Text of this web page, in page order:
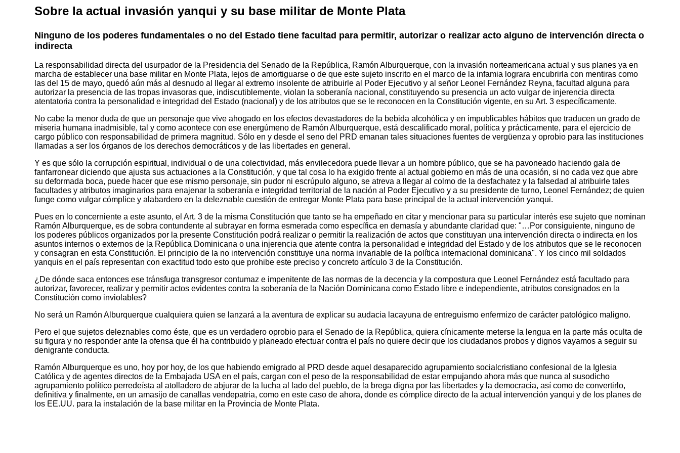
Sobre la actual invasión yanqui y su base militar de Monte Plata
Ninguno de los poderes fundamentales o no del Estado tiene facultad para permitir, autorizar o realizar acto alguno de intervención directa o
indirecta
La responsabilidad directa del usurpador de la Presidencia del Senado de la República, Ramón Alburquerque, con la invasión norteamericana actual y sus planes ya en
marcha de establecer una base militar en Monte Plata, lejos de amortiguarse o de que este sujeto inscrito en el marco de la infamia lograra encubrirla con mentiras como
las del 15 de mayo, quedó aún más al desnudo al llegar al extremo insolente de atribuirle al Poder Ejecutivo y al señor Leonel Fernández Reyna, facultad alguna para
autorizar la presencia de las tropas invasoras que, indiscutiblemente, violan la soberanía nacional, constituyendo su presencia un acto vulgar de injerencia directa
atentatoria contra la personalidad e integridad del Estado (nacional) y de los atributos que se le reconocen en la Constitución vigente, en su Art. 3 específicamente.
No cabe la menor duda de que un personaje que vive ahogado en los efectos devastadores de la bebida alcohólica y en impublicables hábitos que traducen un grado de
miseria humana inadmisible, tal y como acontece con ese energúmeno de Ramón Alburquerque, está descalificado moral, política y prácticamente, para el ejercicio de
cargo público con responsabilidad de primera magnitud. Sólo en y desde el seno del PRD emanan tales situaciones fuentes de vergüenza y oprobio para las instituciones
llamadas a ser los órganos de los derechos democráticos y de las libertades en general.
Y es que sólo la corrupción espiritual, individual o de una colectividad, más envilecedora puede llevar a un hombre público, que se ha pavoneado haciendo gala de
fanfarronear diciendo que ajusta sus actuaciones a la Constitución, y que tal cosa lo ha exigido frente al actual gobierno en más de una ocasión, si no cada vez que abre
su deformada boca, puede hacer que ese mismo personaje, sin pudor ni escrúpulo alguno, se atreva a llegar al colmo de la desfachatez y la falsedad al atribuirle tales
facultades y atributos imaginarios para enajenar la soberanía e integridad territorial de la nación al Poder Ejecutivo y a su presidente de turno, Leonel Fernández; de quien
funge como vulgar cómplice y alabardero en la deleznable cuestión de entregar Monte Plata para base principal de la actual intervención yanqui.
Pues en lo concerniente a este asunto, el Art. 3 de la misma Constitución que tanto se ha empeñado en citar y mencionar para su particular interés ese sujeto que nominan
Ramón Alburquerque, es de sobra contundente al subrayar en forma esmerada como específica en demasía y abundante claridad que: "…Por consiguiente, ninguno de
los poderes públicos organizados por la presente Constitución podrá realizar o permitir la realización de actos que constituyan una intervención directa o indirecta en los
asuntos internos o externos de la República Dominicana o una injerencia que atente contra la personalidad e integridad del Estado y de los atributos que se le reconocen
y consagran en esta Constitución. El principio de la no intervención constituye una norma invariable de la política internacional dominicana". Y los cinco mil soldados
yanquis en el país representan con exactitud todo esto que prohibe este preciso y concreto artículo 3 de la Constitución.
¿De dónde saca entonces ese tránsfuga transgresor contumaz e impenitente de las normas de la decencia y la compostura que Leonel Fernández está facultado para
autorizar, favorecer, realizar y permitir actos evidentes contra la soberanía de la Nación Dominicana como Estado libre e independiente, atributos consignados en la
Constitución como inviolables?
No será un Ramón Alburquerque cualquiera quien se lanzará a la aventura de explicar su audacia lacayuna de entreguismo enfermizo de carácter patológico maligno.
Pero el que sujetos deleznables como éste, que es un verdadero oprobio para el Senado de la República, quiera cínicamente meterse la lengua en la parte más oculta de
su figura y no responder ante la ofensa que él ha contribuido y planeado efectuar contra el país no quiere decir que los ciudadanos probos y dignos vayamos a seguir su
denigrante conducta.
Ramón Alburquerque es uno, hoy por hoy, de los que habiendo emigrado al PRD desde aquel desaparecido agrupamiento socialcristiano confesional de la Iglesia
Católica y de agentes directos de la Embajada USA en el país, cargan con el peso de la responsabilidad de estar empujando ahora más que nunca al susodicho
agrupamiento político perredeísta al atolladero de abjurar de la lucha al lado del pueblo, de la brega digna por las libertades y la democracia, así como de convertirlo,
definitiva y finalmente, en un amasijo de canallas vendepatria, como en este caso de ahora, donde es cómplice directo de la actual intervención yanqui y de los planes de
los EE.UU. para la instalación de la base militar en la Provincia de Monte Plata.